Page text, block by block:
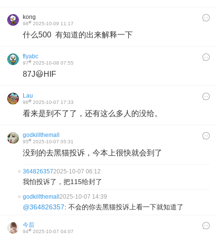
kong
98# 2025-10-09 11:17
什么500 有知道的出来解释一下
flyabc
97# 2025-10-08 07:55
87J😃HIF
Lau
96# 2025-10-07 17:33
看来是到不了了，还有这么多人的没给。
godkillthemall
95# 2025-10-07 05:31
没到的去黑猫投诉，今本上很快就会到了
3648263572025-10-07 06:12
我怕投诉了，把115给封了
godkillthemall 2025-10-07 14:39
@364826357: 不会的你去黑猫投诉上看一下就知道了
今后
94# 2025-10-07 04:07